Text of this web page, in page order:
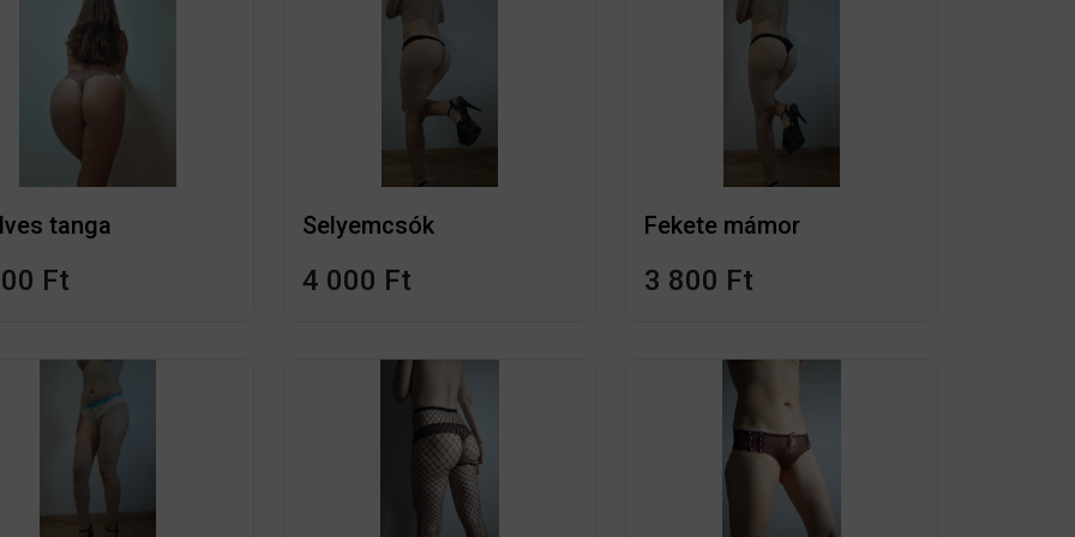
tanga
Ft
Selyemcsók
4 000 Ft
Fekete mámor
3 800 Ft